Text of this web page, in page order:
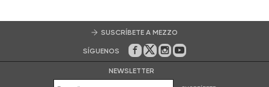
SUSCRÍBETE A MEZZO
SÍGUENOS En Facebook
En Twitter
En Instagram
En Youtube
NEWSLETTER